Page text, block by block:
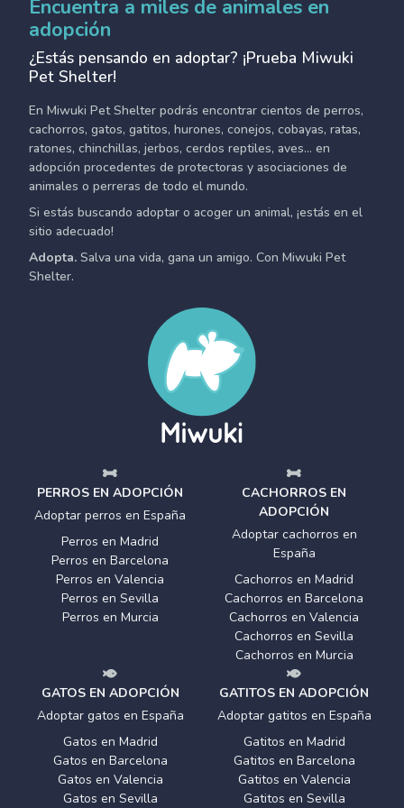
Encuentra a miles de animales en
adopción
¿Estás pensando en adoptar? ¡Prueba Miwuki
Pet Shelter!
En Miwuki Pet Shelter podrás encontrar cientos de perros,
cachorros, gatos, gatitos, hurones, conejos, cobayas, ratas,
ratones, chinchillas, jerbos, cerdos reptiles, aves... en
adopción procedentes de protectoras y asociaciones de
animales o perreras de todo el mundo.
Si estás buscando adoptar o acoger un animal, ¡estás en el
sitio adecuado!
Adopta. Salva una vida, gana un amigo. Con Miwuki Pet
Shelter.
PERROS EN ADOPCIÓN
Adoptar perros en España
Perros en Madrid
Perros en Barcelona
Perros en Valencia
Perros en Sevilla
Perros en Murcia
CACHORROS EN
ADOPCIÓN
Adoptar cachorros en
España
Cachorros en Madrid
Cachorros en Barcelona
Cachorros en Valencia
Cachorros en Sevilla
Cachorros en Murcia
GATOS EN ADOPCIÓN
Adoptar gatos en España
Gatos en Madrid
Gatos en Barcelona
Gatos en Valencia
Gatos en Sevilla
GATITOS EN ADOPCIÓN
Adoptar gatitos en España
Gatitos en Madrid
Gatitos en Barcelona
Gatitos en Valencia
Gatitos en Sevilla